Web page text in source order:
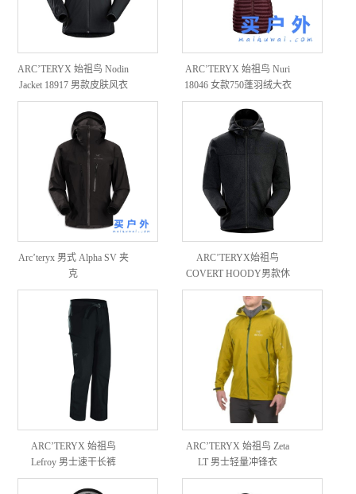
ARC’TERYX 始祖鸟 Nodin
Jacket 18917 男款皮肤风衣
ARC’TERYX 始祖鸟 Nuri
18046 女款750蓬羽绒大衣
Arc’teryx 男式 Alpha SV 夹
克
ARC’TERYX始祖鸟
COVERT HOODY男款休
闲保暖抓绒茄克
ARC’TERYX 始祖鸟
Lefroy 男士速干长裤
ARC’TERYX 始祖鸟 Zeta
LT 男士轻量冲锋衣